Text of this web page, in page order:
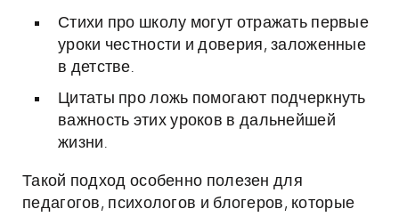
Стихи про школу могут отражать первые
уроки честности и доверия, заложенные
в детстве.
Цитаты про ложь помогают подчеркнуть
важность этих уроков в дальнейшей
жизни.
Такой подход особенно полезен для
педагогов, психологов и блогеров, которые